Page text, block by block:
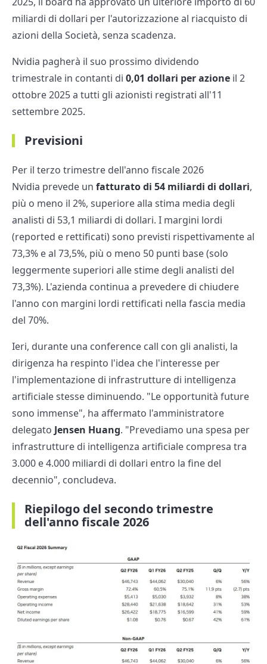
miliardi di dollari per l'autorizzazione al riacquisto di
azioni della Società, senza scadenza.
Nvidia pagherà il suo prossimo dividendo
trimestrale in contanti di 0,01 dollari per azione il 2
ottobre 2025 a tutti gli azionisti registrati all'11
settembre 2025.
Previsioni
Per il terzo trimestre dell'anno fiscale 2026
Nvidia prevede un fatturato di 54 miliardi di dollari,
più o meno il 2%, superiore alla stima media degli
analisti di 53,1 miliardi di dollari. I margini lordi
(reported e rettificati) sono previsti rispettivamente al
73,3% e al 73,5%, più o meno 50 punti base (solo
leggermente superiori alle stime degli analisti del
73,3%). L'azienda continua a prevedere di chiudere
l'anno con margini lordi rettificati nella fascia media
del 70%.
Ieri, durante una conference call con gli analisti, la
dirigenza ha respinto l'idea che l'interesse per
l'implementazione di infrastrutture di intelligenza
artificiale stesse diminuendo. "Le opportunità future
sono immense", ha affermato l'amministratore
delegato Jensen Huang. "Prevediamo una spesa per
infrastrutture di intelligenza artificiale compresa tra
3.000 e 4.000 miliardi di dollari entro la fine del
decennio", concludeva.
Riepilogo del secondo trimestre
dell'anno fiscale 2026